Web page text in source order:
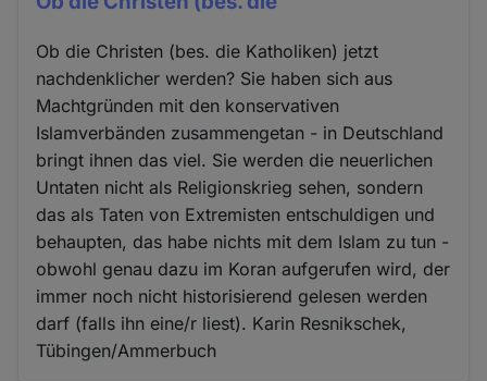
Ob die Christen (bes. die Katholiken) jetzt
nachdenklicher werden? Sie haben sich aus
Machtgründen mit den konservativen
Islamverbänden zusammengetan - in Deutschland
bringt ihnen das viel. Sie werden die neuerlichen
Untaten nicht als Religionskrieg sehen, sondern
das als Taten von Extremisten entschuldigen und
behaupten, das habe nichts mit dem Islam zu tun -
obwohl genau dazu im Koran aufgerufen wird, der
immer noch nicht historisierend gelesen werden
darf (falls ihn eine/r liest). Karin Resnikschek,
Tübingen/Ammerbuch